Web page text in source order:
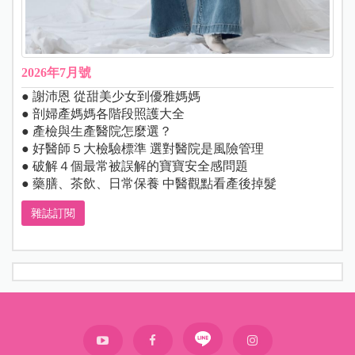
2026年7月號
● 謝沛恩 從甜美少女到優雅媽媽
● 剖婦產媽媽各階段照護大全
● 產檢與生產醫院怎麼選？
● 好醫師５大檢驗標準 選對醫院是風險管理
● 破解４個最常被誤解的寶寶安全感問題
● 藥膳、茶飲、日常保養 中醫觀點看產後掉髮
雜誌訂閱